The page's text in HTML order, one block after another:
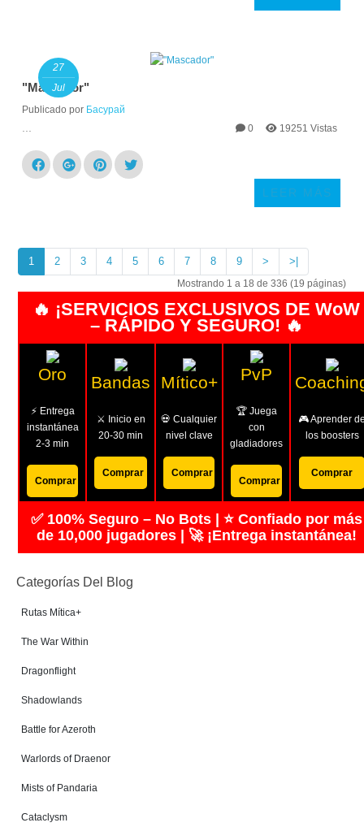
27
Jul
"Mascador"
Publicado por Басурай
0
19251 Vistas
LEER MÁS
1 2 3 4 5 6 7 8 9 > >|
Mostrando 1 a 18 de 336 (19 páginas)
🔥 ¡SERVICIOS EXCLUSIVOS DE WoW
– RÁPIDO Y SEGURO! 🔥
Oro
⚡ Entrega
instantánea
2-3 min
Comprar
Bandas
⚔️ Inicio en
20-30 min
Comprar
Mítico+
💀 Cualquier
nivel clave
Comprar
PvP
🏆 Juega
con
gladiadores
Comprar
🎮 Aprender
los boosters
Comprar
✅ 100% Seguro – No Bots | ⭐ Confiado por más
de 10,000 jugadores | 🚀 ¡Entrega instantánea!
Categorías Del Blog
Rutas Mítica+
The War Within
Dragonflight
Shadowlands
Battle for Azeroth
Warlords of Draenor
Mists of Pandaria
Cataclysm